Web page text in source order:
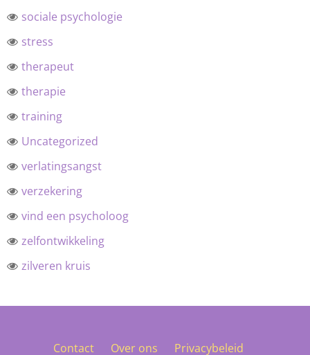
sociale psychologie
stress
therapeut
therapie
training
Uncategorized
verlatingsangst
verzekering
vind een psycholoog
zelfontwikkeling
zilveren kruis
Contact Over ons Privacybeleid